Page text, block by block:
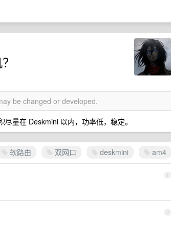
be changed or developed.
量在 Deskmini 以内，功率低，稳定。
软路由 双网口 deskmini am4
1
2